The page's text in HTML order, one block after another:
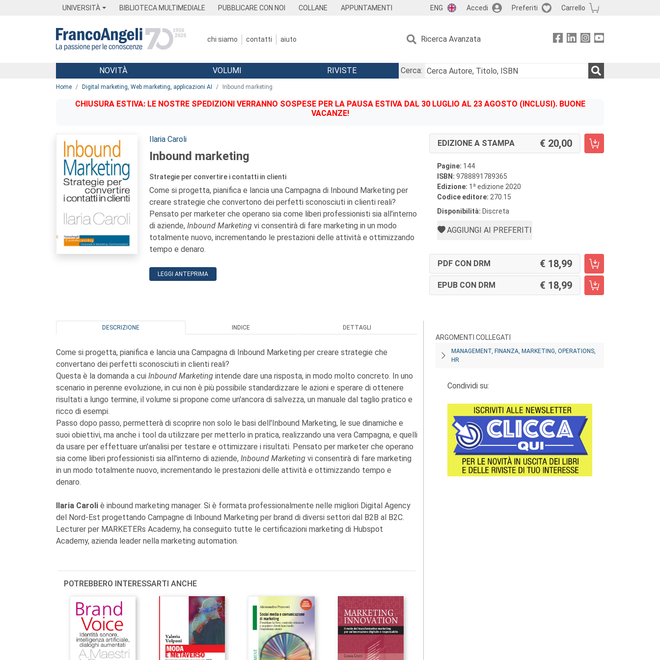
UNIVERSITÀ BIBLIOTECA MULTIMEDIALE PUBBLICARE CON NOI COLLANE APPUNTAMENTI ENG Accedi Preferiti Carrello
chi siamo contatti aiuto Ricerca Avanzata
Menu
NOVITÀ VOLUMI RIVISTE
Cerca:
Home Digital marketing, Web marketing, applicazioni AI Inbound marketing
CHIUSURA ESTIVA: LE NOSTRE SPEDIZIONI VERRANNO SOSPESE PER LA PAUSA ESTIVA DAL 30 LUGLIO AL 23 AGOSTO (INCLUSI). BUONE
VACANZE!
Autori:
Ilaria Caroli
Inbound marketing
Strategie per convertire i contatti in clienti
Come si progetta, pianifica e lancia una Campagna di Inbound Marketing per
creare strategie che convertono dei perfetti sconosciuti in clienti reali?
Pensato per marketer che operano sia come liberi professionisti sia all’interno
di aziende, Inbound Marketing vi consentirà di fare marketing in un modo
totalmente nuovo, incrementando le prestazioni delle attività e ottimizzando
tempo e denaro.
LEGGI ANTEPRIMA
EDIZIONE A STAMPA 20,00
Pagine: 144
ISBN: 9788891789365
Edizione: 1 a edizione 2020
Codice editore: 270.15
Disponibilità: Discreta
AGGIUNGI AI PREFERITI
PDF CON DRM 18,99
EPUB CON DRM 18,99
DESCRIZIONE INDICE DETTAGLI
Come si progetta, pianifica e lancia una Campagna di Inbound Marketing per creare strategie che
convertano dei perfetti sconosciuti in clienti reali?
Questa è la domanda a cui Inbound Marketing intende dare una risposta, in modo molto concreto. In uno
scenario in perenne evoluzione, in cui non è più possibile standardizzare le azioni e sperare di ottenere
risultati a lungo termine, il volume si propone come un'ancora di salvezza, un manuale dal taglio pratico e
ricco di esempi.
Passo dopo passo, permetterà di scoprire non solo le basi dell'Inbound Marketing, le sue dinamiche e
suoi obiettivi, ma anche i tool da utilizzare per metterlo in pratica, realizzando una vera Campagna, e quelli
da usare per effettuare un'analisi per testare e ottimizzare i risultati. Pensato per marketer che operano
sia come liberi professionisti sia all'interno di aziende, Inbound Marketing vi consentirà di fare marketing
in un modo totalmente nuovo, incrementando le prestazioni delle attività e ottimizzando tempo e
denaro.
Ilaria Caroli è inbound marketing manager. Si è formata professionalmente nelle migliori Digital Agency
del Nord-Est progettando Campagne di Inbound Marketing per brand di diversi settori dal B2B al B2C.
Lecturer per MARKETERs Academy, ha conseguito tutte le certificazioni marketing di Hubspot
Academy, azienda leader nella marketing automation.
POTREBBERO INTERESSARTI ANCHE
ARGOMENTI COLLEGATI
MANAGEMENT, FINANZA, MARKETING, OPERATIONS,
HR
Condividi su: